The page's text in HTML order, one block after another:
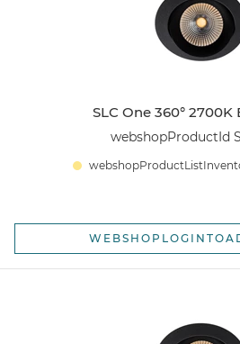
SLC One 360° 2700K
webshopProductId